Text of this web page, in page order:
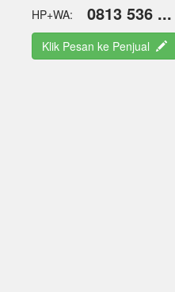
HP+WA: 0813 536 ...
Klik Pesan ke Penjual